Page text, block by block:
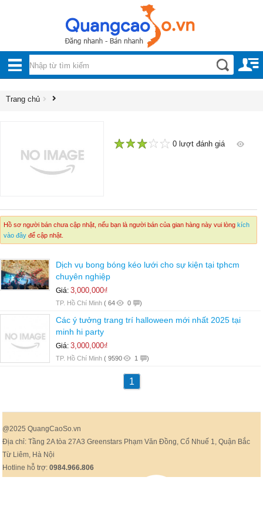
BỘ
Nội, ngoại thất
Điện thoại, Viễn thông
Nhà và Đất
Công nghiệp, xây dựng
Trang chủ
0 lượt đánh giá
Hồ sơ người bán chưa cập nhật, nếu bạn là người bán của gian hàng này vui lòng kích
vào đây để cập nhật.
Dịch vụ bong bóng kéo lưới cho sự kiện tại tphcm
chuyên nghiệp
Giá: 3,000,000₫
TP. Hồ Chí Minh ( 64 0 )
Các ý tưởng trang trí halloween mới nhất 2025 tại
minh hi party
Giá: 3,000,000₫
TP. Hồ Chí Minh ( 9590 1 )
1
@2025 QuangCaoSo.vn
Địa chỉ: Tầng 2A tòa 27A3 Greenstars Phạm Văn Đồng, Cổ Nhuế 1, Quận Bắc
Từ Liêm, Hà Nội
Hotline hỗ trợ:0984.966.806